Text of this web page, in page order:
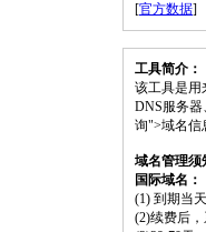
[官方数据]
工具简介：
该工具是用
DNS服务器
询">域名信
域名管理须
国际域名：
(1) 到期当
(2)续费后